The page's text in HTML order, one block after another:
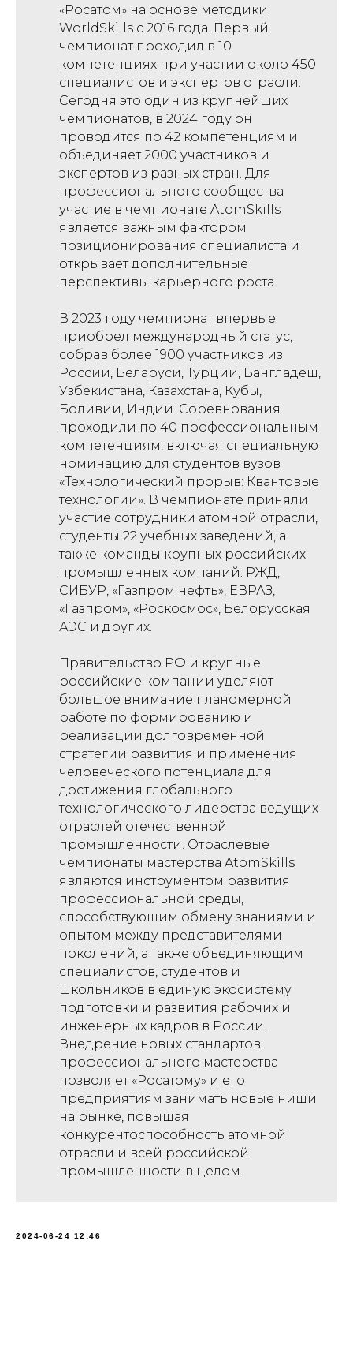
«Росатом» на основе методики
WorldSkills с 2016 года. Первый
чемпионат проходил в 10
компетенциях при участии около 450
специалистов и экспертов отрасли.
Сегодня это один из крупнейших
чемпионатов, в 2024 году он
проводится по 42 компетенциям и
объединяет 2000 участников и
экспертов из разных стран. Для
профессионального сообщества
участие в чемпионате AtomSkills
является важным фактором
позиционирования специалиста и
открывает дополнительные
перспективы карьерного роста.
В 2023 году чемпионат впервые
приобрел международный статус,
собрав более 1900 участников из
России, Беларуси, Турции, Бангладеш,
Узбекистана, Казахстана, Кубы,
Боливии, Индии. Соревнования
проходили по 40 профессиональным
компетенциям, включая специальную
номинацию для студентов вузов
«Технологический прорыв: Квантовые
технологии». В чемпионате приняли
участие сотрудники атомной отрасли,
студенты 22 учебных заведений, а
также команды крупных российских
промышленных компаний: РЖД,
СИБУР, «Газпром нефть», ЕВРАЗ,
«Газпром», «Роскосмос», Белорусская
АЭС и других.
Правительство РФ и крупные
российские компании уделяют
большое внимание планомерной
работе по формированию и
реализации долговременной
стратегии развития и применения
человеческого потенциала для
достижения глобального
технологического лидерства ведущих
отраслей отечественной
промышленности. Отраслевые
чемпионаты мастерства AtomSkills
являются инструментом развития
профессиональной среды,
способствующим обмену знаниями и
опытом между представителями
поколений, а также объединяющим
специалистов, студентов и
школьников в единую экосистему
подготовки и развития рабочих и
инженерных кадров в России.
Внедрение новых стандартов
профессионального мастерства
позволяет «Росатому» и его
предприятиям занимать новые ниши
на рынке, повышая
конкурентоспособность атомной
отрасли и всей российской
промышленности в целом.
2024-06-24 12:46